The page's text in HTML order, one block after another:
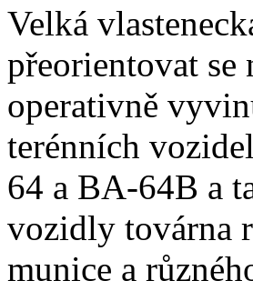
Velká
přeorientovat
operativně
terénních
64 a BA-64B a
vozidly továrna
munice a